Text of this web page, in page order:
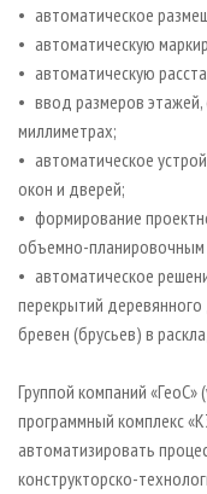
• автоматическое
• автоматическую
• автоматическую
• ввод размеров этажей,
миллиметрах;
• автоматическое
окон и дверей;
• формирование
объемно-
• автоматическое
перекрытий
бревен (брусьев) в
Группой компаний
программный комплекс
автоматизировать
конструкторско-